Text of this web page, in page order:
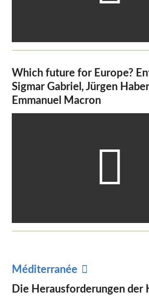
Which future for Europe?
Sigmar Gabriel, Jürgen
Emmanuel Macron

Méditerranée
Die Herausforderungen der